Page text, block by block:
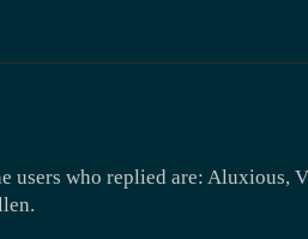
users who replied are: Aluxious,